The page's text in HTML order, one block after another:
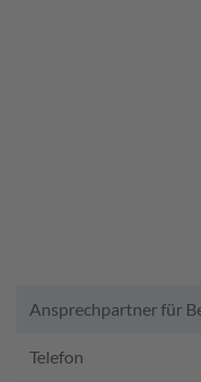
Ansprechpartner für
Telefon